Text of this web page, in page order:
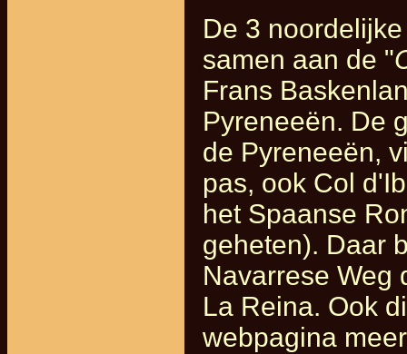
De 3
samen aan de "
Frans
Pyreneeën. De
de Pyreneeën,
pas, ook Col
het Spaanse
geheten). Daar
Navarrese Weg
La Reina. Ook
webpagina